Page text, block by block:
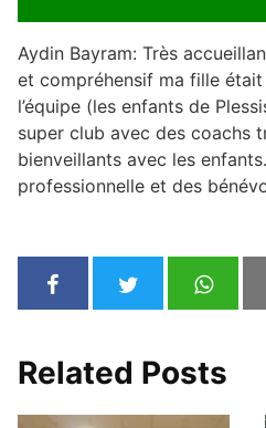
Aydin Bayram: Très
et compréhensif ma fille
l’équipe (les enfants de
super club avec des coachs
bienveillants avec les
professionnelle et des
Related Posts